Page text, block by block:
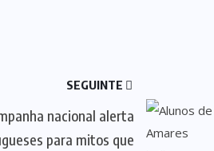
SEGUINTE
nacional alerta
para mitos que